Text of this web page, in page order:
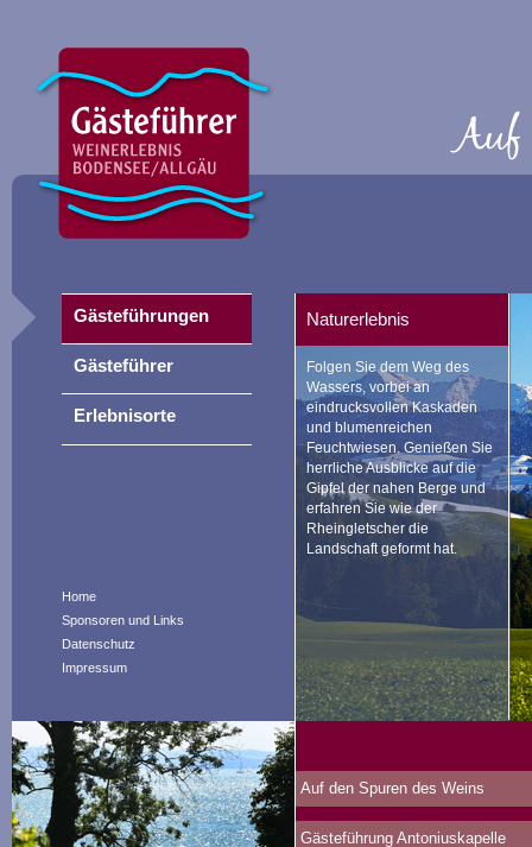
Home
Sponsoren und Links
Datenschutz
Impressum
Naturerlebnis
Folgen Sie dem Weg des
Wassers, vorbei an
eindrucksvollen Kaskaden
und blumenreichen
Feuchtwiesen. Genießen Sie
herrliche Ausblicke auf die
Gipfel der nahen Berge und
erfahren Sie wie der
Rheingletscher die
Landschaft geformt hat.
Auf den Spuren des Weins
Gästeführung Antoniuskapelle
Gästeführungen
Gästeführer
Erlebnisorte